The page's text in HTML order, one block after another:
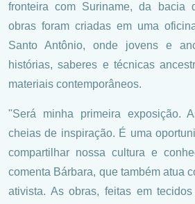
fronteira com Suriname, da bacia
obras foram criadas em uma
Santo Antônio, onde jovens e
histórias, saberes e técnicas
materiais contemporâneos.
"Será minha primeira exposição.
cheias de inspiração. É uma
compartilhar nossa cultura e
comenta Bárbara, que também atua
ativista. As obras, feitas em